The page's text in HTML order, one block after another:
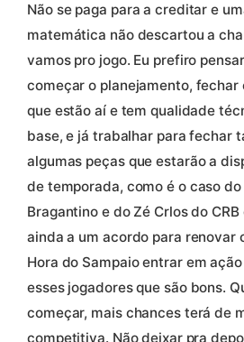
Não se paga para a creditar e
matemática não descartou a
vamos pro jogo. Eu prefiro
começar o planejamento, fechar
que estão aí e tem qualidade
base, e já trabalhar para fechar
algumas peças que estarão a
de temporada, como é o caso
Bragantino e do Zé Crlos do
ainda a um acordo para renovar
Hora do Sampaio entrar em
esses jogadores que são bons.
começar, mais chances terá de
competitiva. Não deixar pra